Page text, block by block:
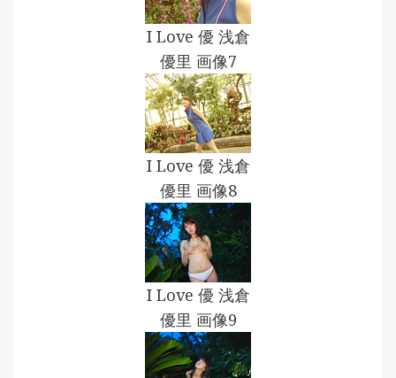
I Love 優 浅倉
優里 画像7
I Love 優 浅倉
優里 画像8
I Love 優 浅倉
優里 画像9